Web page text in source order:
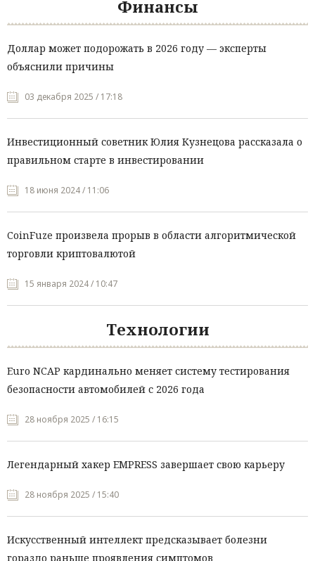
Финансы
Доллар может подорожать в 2026 году — эксперты
объяснили причины
03 декабря 2025 / 17:18
Инвестиционный советник Юлия Кузнецова рассказала о
правильном старте в инвестировании
18 июня 2024 / 11:06
CoinFuze произвела прорыв в области алгоритмической
торговли криптовалютой
15 января 2024 / 10:47
Технологии
Euro NCAP кардинально меняет систему тестирования
безопасности автомобилей с 2026 года
28 ноября 2025 / 16:15
Легендарный хакер EMPRESS завершает свою карьеру
28 ноября 2025 / 15:40
Искусственный интеллект предсказывает болезни
гораздо раньше проявления симптомов